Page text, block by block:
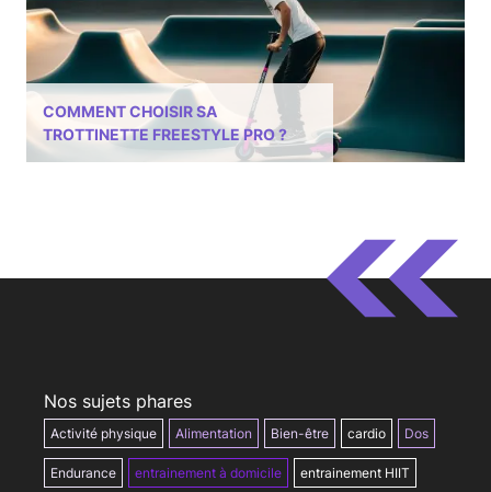
COMMENT CHOISIR SA
TROTTINETTE FREESTYLE PRO ?
Nos sujets phares
Activité physique Alimentation Bien-être cardio Dos
Endurance entrainement à domicile entrainement HIIT